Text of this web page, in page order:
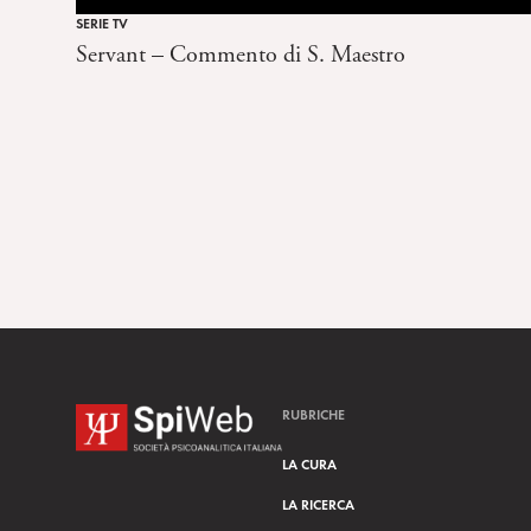
SERIE TV
Servant – Commento di S. Maestro
RUBRICHE
LA CURA
LA RICERCA